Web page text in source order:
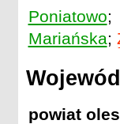
Poniatowo
Mariańska;
powiat